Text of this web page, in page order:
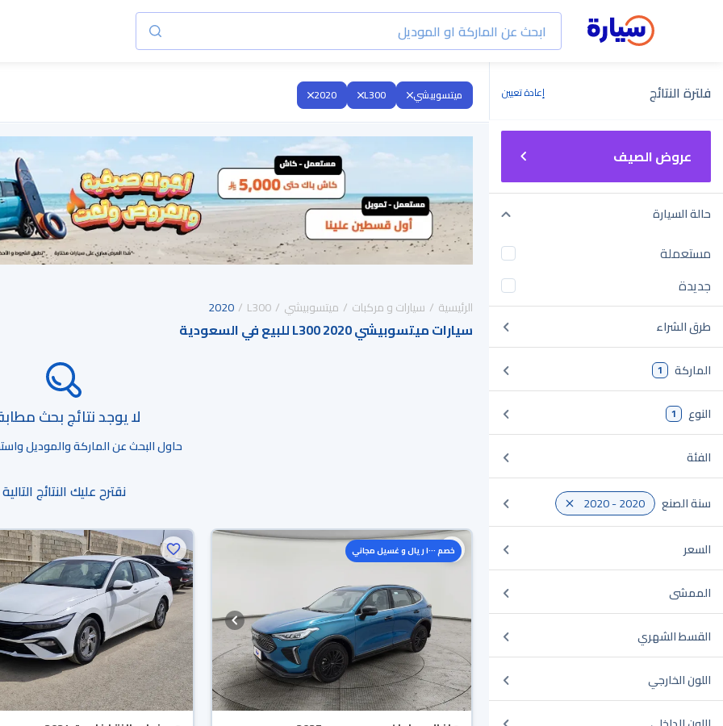
فلترة النتائج إعادة تعيين
عروض الصيف
حالة السيارة
مستعملة
جديدة
طرق الشراء
الماركة 1
النوع 1
الفئة
سنة الصنع 2020 - 2020
السعر
الممشى
القسط الشهري
اللون الخارجي
ميتسوبيشي L300
2020
الرئيسية سيارات و مركبات ميتسوبيشي L300
2020
سيارات ميتسوبيشي L300 2020 للبيع في السعودية
لا يوجد نتائج بحث
حاول البحث عن الماركة والموديل
نقترح عليك النتائج التالية
خصم ١٠٠٠ ريال و غسيل مجاني